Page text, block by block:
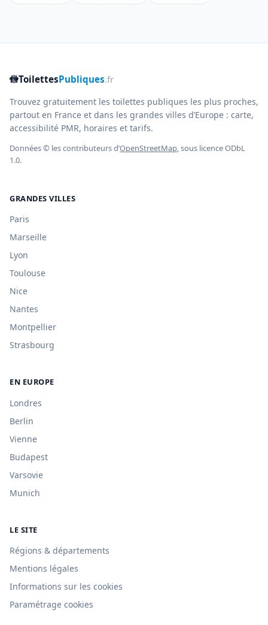
🚻ToilettesPubliques.fr
Trouvez gratuitement les toilettes publiques les plus proches,
partout en France et dans les grandes villes d’Europe : carte,
accessibilité PMR, horaires et tarifs.
Données © les contributeurs d’OpenStreetMap, sous licence ODbL
1.0.
GRANDES VILLES
Paris
Marseille
Lyon
Toulouse
Nice
Nantes
Montpellier
Strasbourg
EN EUROPE
Londres
Berlin
Vienne
Budapest
Varsovie
Munich
LE SITE
Régions & départements
Mentions légales
Informations sur les cookies
Paramétrage cookies